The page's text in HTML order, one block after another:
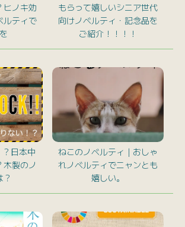
ヒノキ効
ルティで
もらって嬉しいシニア世代
向けノベルティ・記念品を
ご紹介！！！！
日本中
製のノ
ねこのノベルティ｜おしゃ
れノベルティでニャンとも
嬉しい。